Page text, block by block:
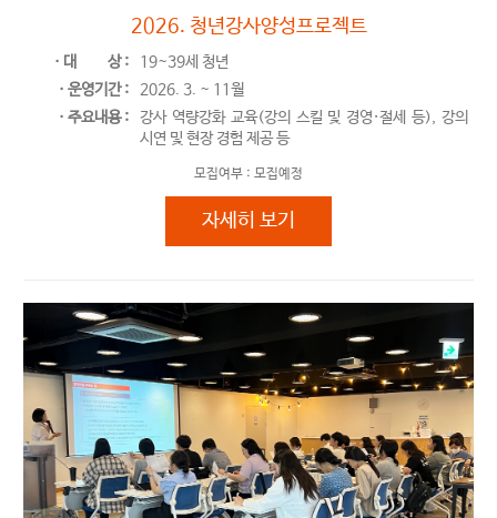
2026. 청년강사양성프로젝트
ㆍ대 상 :
19~39세 청년
ㆍ운영기간 :
2026. 3. ~ 11월
ㆍ주요내용 :
강사 역량강화 교육(강의 스킬 및 경영·절세 등), 강의
시연 및 현장 경험 제공 등
모집여부 : 모집예정
2026. 청년강사양성프로젝트
자세히 보기